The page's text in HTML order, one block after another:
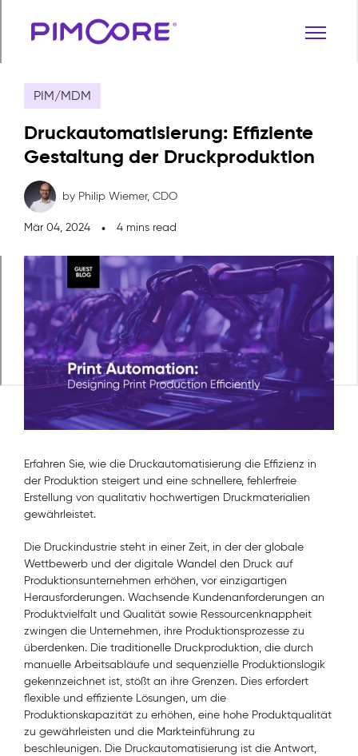
PIM/MDM
Druckautomatisierung: Effiziente
Gestaltung der Druckproduktion
by Philip Wiemer, CDO
Mär 04, 2024 4 mins read
Erfahren Sie, wie die Druckautomatisierung die Effizienz in
der Produktion steigert und eine schnellere, fehlerfreie
Erstellung von qualitativ hochwertigen Druckmaterialien
gewährleistet.
Die Druckindustrie steht in einer Zeit, in der der globale
Wettbewerb und der digitale Wandel den Druck auf
Produktionsunternehmen erhöhen, vor einzigartigen
Herausforderungen. Wachsende Kundenanforderungen an
Produktvielfalt und Qualität sowie Ressourcenknappheit
zwingen die Unternehmen, ihre Produktionsprozesse zu
überdenken. Die traditionelle Druckproduktion, die durch
manuelle Arbeitsabläufe und sequenzielle Produktionslogik
gekennzeichnet ist, stößt an ihre Grenzen. Dies erfordert
flexible und effiziente Lösungen, um die
Produktionskapazität zu erhöhen, eine hohe Produktqualität
zu gewährleisten und die Markteinführung zu
beschleunigen. Die Druckautomatisierung ist die Antwort,